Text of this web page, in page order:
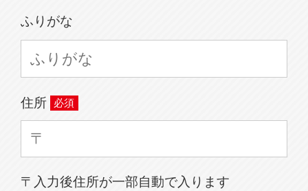
ふりがな
住所
〒入力後住所が一部自動で入ります